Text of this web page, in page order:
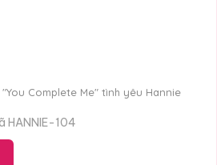
Complete Me" tình yêu Hannie
HANNIE-104